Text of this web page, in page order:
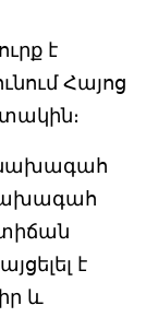
է
Հայոց
նախագահ
է
և